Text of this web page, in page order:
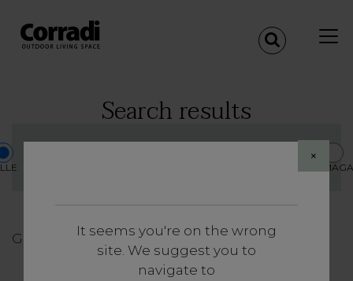
×
It seems you're on the wrong
site. We suggest you to
navigate to
Search results
Geen resultaten gevonden
« < 1 > »